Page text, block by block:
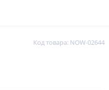
Код товара: NOW-02644